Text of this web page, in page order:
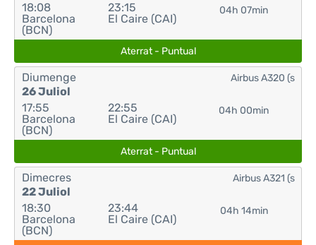
18:08
Barcelona
(BCN)
23:15
El Caire (CAI)
04h 07min
Aterrat - Puntual
Diumenge
26 Juliol
17:55
Barcelona
(BCN)
22:55
El Caire (CAI)
04h 00min
Airbus A320 (s
Aterrat - Puntual
Dimecres
22 Juliol
18:30
Barcelona
(BCN)
23:44
El Caire (CAI)
04h 14min
Airbus A321 (s